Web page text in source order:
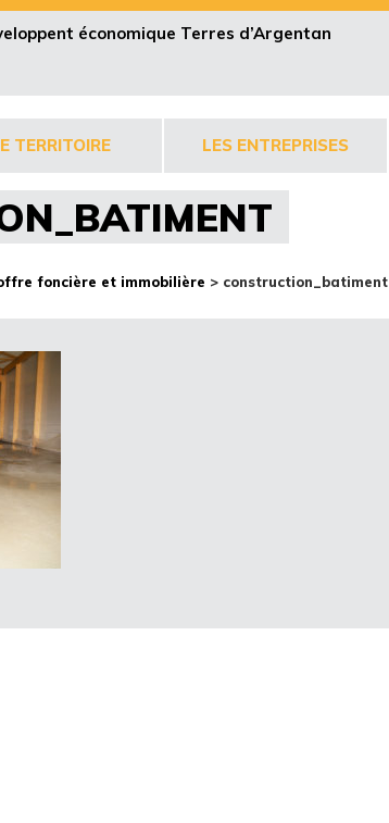
économique Terres d’Argentan
TERRITOIRE LES ENTREPRISES
foncière et immobilière > construction_batiment